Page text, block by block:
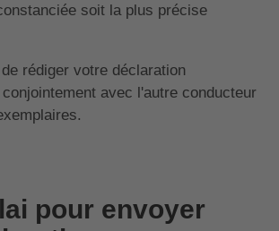
soit la plus précise
rédiger votre déclaration
avec l'autre conducteur
pour envoyer